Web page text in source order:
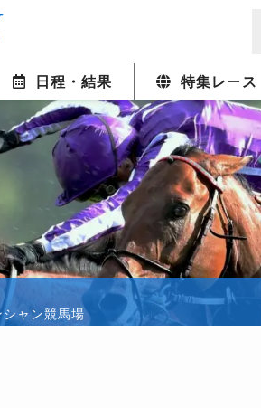
日程・結果 特集レース
ャン競馬場